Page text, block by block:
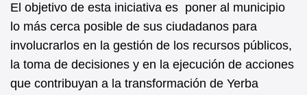
El objetivo de esta iniciativa es poner al municipio
lo más cerca posible de sus ciudadanos para
involucrarlos en la gestión de los recursos públicos,
la toma de decisiones y en la ejecución de acciones
que contribuyan a la transformación de Yerba